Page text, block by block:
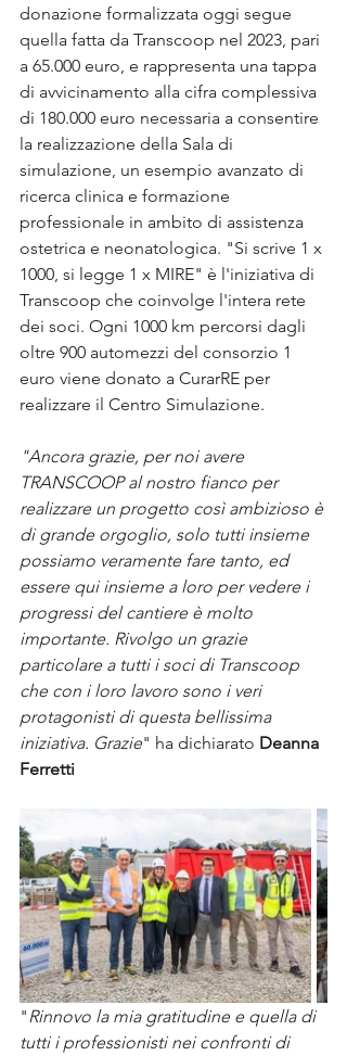
donazione formalizzata oggi segue
quella fatta da Transcoop nel 2023, pari
a 65.000 euro, e rappresenta una tappa
di avvicinamento alla cifra complessiva
di 180.000 euro necessaria a consentire
la realizzazione della Sala di
simulazione, un esempio avanzato di
ricerca clinica e formazione
professionale in ambito di assistenza
ostetrica e neonatologica. "Si scrive 1 x
1000, si legge 1 x MIRE" è l'iniziativa di
Transcoop che coinvolge l'intera rete
dei soci. Ogni 1000 km percorsi dagli
oltre 900 automezzi del consorzio 1
euro viene donato a CurarRE per
realizzare il Centro Simulazione.
"Ancora grazie, per noi avere
TRANSCOOP al nostro fianco per
realizzare un progetto così ambizioso è
di grande orgoglio, solo tutti insieme
possiamo veramente fare tanto, ed
essere qui insieme a loro per vedere i
progressi del cantiere è molto
importante. Rivolgo un grazie
particolare a tutti i soci di Transcoop
che con i loro lavoro sono i veri
protagonisti di questa bellissima
iniziativa. Grazie" ha dichiarato Deanna
Ferretti
" Rinnovo la mia gratitudine e quella di
tutti i professionisti nei confronti di